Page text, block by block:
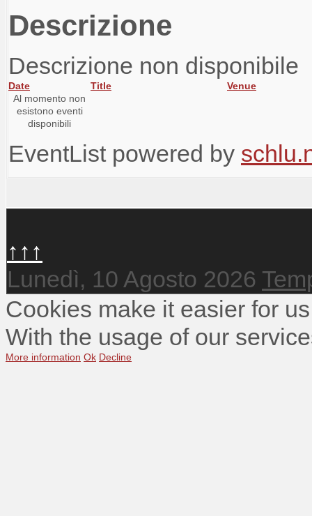
Descrizione
Descrizione non disponibile
Date Title
Venue
Al momento non
esistono eventi
disponibili
EventList powered by
↑↑↑
Lunedì, 10 Agosto 2026
Cookies make it easier for
With the usage of our
More information Ok Decline